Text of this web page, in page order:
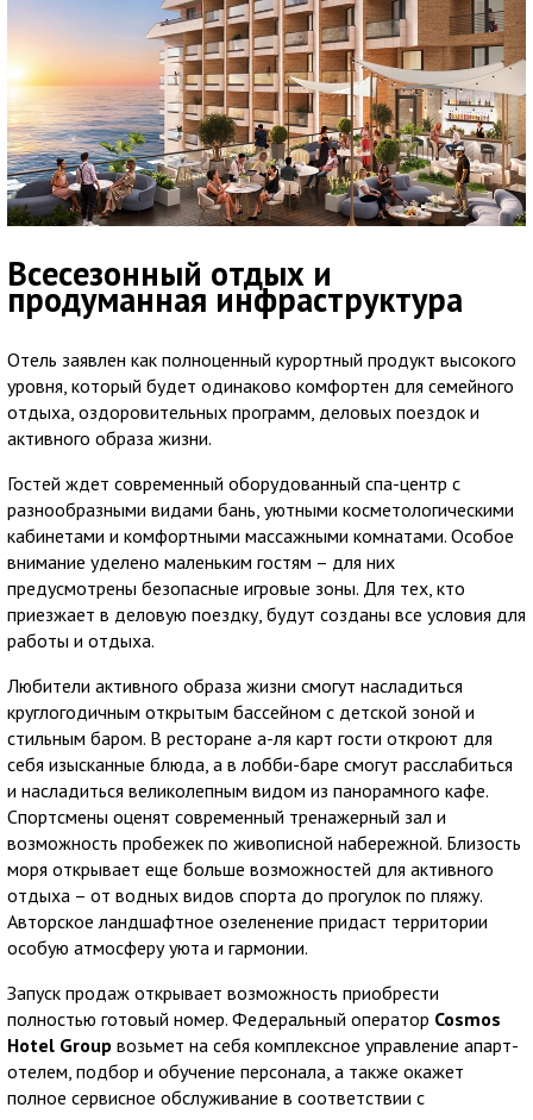
Всесезонный отдых и
продуманная инфраструктура
Отель заявлен как полноценный курортный продукт высокого
уровня, который будет одинаково комфортен для семейного
отдыха, оздоровительных программ, деловых поездок и
активного образа жизни.
Гостей ждет современный оборудованный спа-центр с
разнообразными видами бань, уютными косметологическими
кабинетами и комфортными массажными комнатами. Особое
внимание уделено маленьким гостям – для них
предусмотрены безопасные игровые зоны. Для тех, кто
приезжает в деловую поездку, будут созданы все условия для
работы и отдыха.
Любители активного образа жизни смогут насладиться
круглогодичным открытым бассейном с детской зоной и
стильным баром. В ресторане а-ля карт гости откроют для
себя изысканные блюда, а в лобби-баре смогут расслабиться
и насладиться великолепным видом из панорамного кафе.
Спортсмены оценят современный тренажерный зал и
возможность пробежек по живописной набережной. Близость
моря открывает еще больше возможностей для активного
отдыха – от водных видов спорта до прогулок по пляжу.
Авторское ландшафтное озеленение придаст территории
особую атмосферу уюта и гармонии.
Запуск продаж открывает возможность приобрести
полностью готовый номер. Федеральный оператор Cosmos
Hotel Group возьмет на себя комплексное управление апарт-
отелем, подбор и обучение персонала, а также окажет
полное сервисное обслуживание в соответствии с